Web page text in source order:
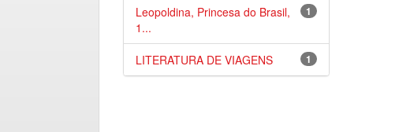
1
Leopoldina, Princesa do Brasil,
1...
1
LITERATURA DE VIAGENS